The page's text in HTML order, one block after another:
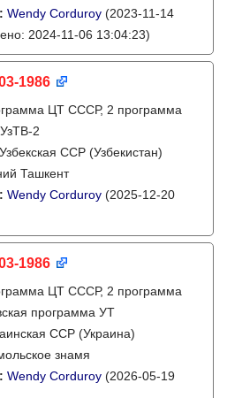
Wendy Corduroy (2023-11-14
2024-11-06 13:04:23)
1986
ЦТ СССР, 2 программа
2
ССР (Узбекистан)
Ташкент
Wendy Corduroy (2025-12-20
1986
ЦТ СССР, 2 программа
программа УТ
ССР (Украина)
знамя
Wendy Corduroy (2026-05-19